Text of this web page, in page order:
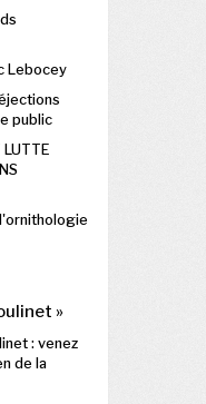
Lebocey
public
LUTTE
»
: venez
de la